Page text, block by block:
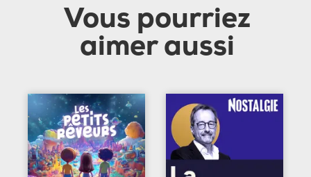
Vous pourriez
aimer aussi